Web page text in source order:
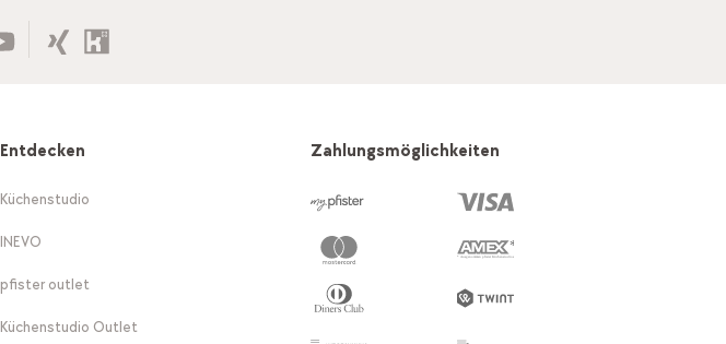
Entdecken
Küchenstudio
INEVO
pfister outlet
Küchenstudio Outlet
Zahlungsmöglichkeiten